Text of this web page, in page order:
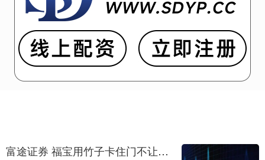
富途证券 福宝用竹子卡住门不让关！网友吵翻：是调皮捣蛋，还是拿捏奶爸_徐奶_武术_熊猫